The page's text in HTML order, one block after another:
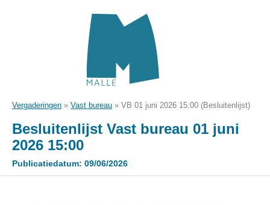
Vergaderingen » Vast bureau » VB 01 juni 2026 15:00 (Besluitenlijst)
Besluitenlijst Vast bureau 01 juni
2026 15:00
Publicatiedatum: 09/06/2026